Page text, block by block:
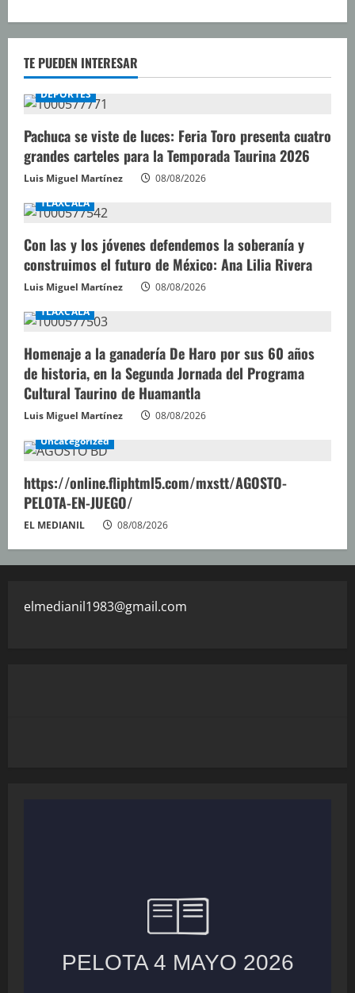
TE PUEDEN INTERESAR
DEPORTES
Pachuca se viste de luces: Feria Toro presenta cuatro
grandes carteles para la Temporada Taurina 2026
Luis Miguel Martínez
08/08/2026
TLAXCALA
Con las y los jóvenes defendemos la soberanía y
construimos el futuro de México: Ana Lilia Rivera
Luis Miguel Martínez
08/08/2026
TLAXCALA
Homenaje a la ganadería De Haro por sus 60 años
de historia, en la Segunda Jornada del Programa
Cultural Taurino de Huamantla
Luis Miguel Martínez
08/08/2026
Uncategorized
https://online.fliphtml5.com/mxstt/AGOSTO-
PELOTA-EN-JUEGO/
EL MEDIANIL 08/08/2026
elmedianil1983@gmail.com